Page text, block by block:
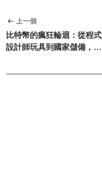
上一個
比特幣的瘋狂輪迴：從程式
設計師玩具到國家儲備，13